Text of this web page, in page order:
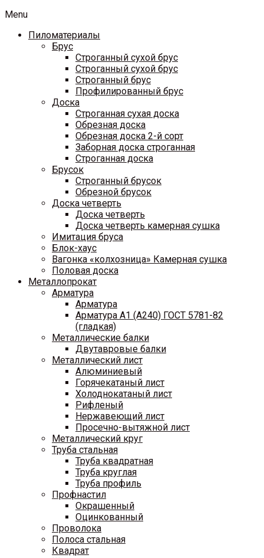
Menu
Пиломатериалы
Брус
Строганный сухой брус
Строганный сухой брус
Строганный брус
Профилированный брус
Доска
Строганная сухая доска
Обрезная доска
Обрезная доска 2-й сорт
Заборная доска строганная
Строганная доска
Брусок
Строганный брусок
Обрезной брусок
Доска четверть
Доска четверть
Доска четверть камерная сушка
Имитация бруса
Блок-хаус
Вагонка «колхозница» Камерная сушка
Половая доска
Металлопрокат
Арматура
Арматура
Арматура A1 (A240) ГОСТ 5781-82
(гладкая)
Металлические балки
Двутавровые балки
Металлический лист
Алюминиевый
Горячекатаный лист
Холоднокатаный лист
Рифленый
Нержавеющий лист
Просечно-вытяжной лист
Металлический круг
Труба стальная
Труба квадратная
Труба круглая
Труба профиль
Профнастил
Окрашенный
Оцинкованный
Проволока
Полоса стальная
Квадрат